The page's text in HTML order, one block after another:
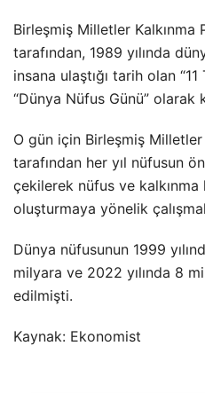
Birleşmiş Milletler Kalkınma
tarafından, 1989 yılında
insana ulaştığı tarih olan
“Dünya Nüfus Günü” olarak
O gün için Birleşmiş
tarafından her yıl nüfusun
çekilerek nüfus ve kalkınma
oluşturmaya yönelik
Dünya nüfusunun 1999
milyara ve 2022 yılında 8
edilmişti.
Kaynak: Ekonomist